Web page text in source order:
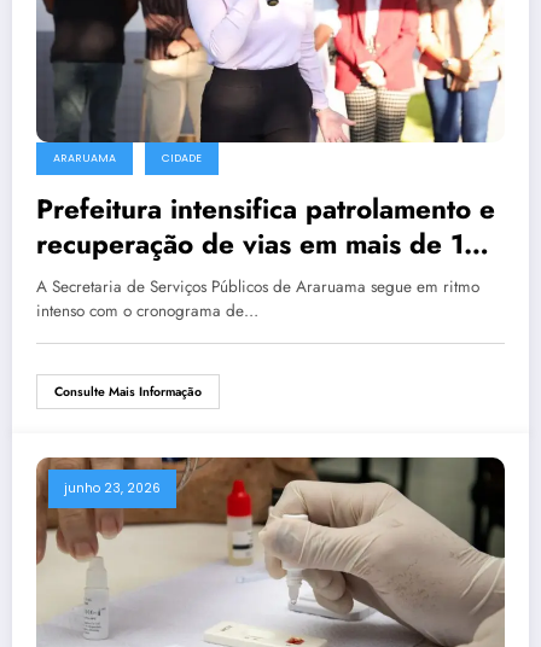
ARARUAMA CIDADE
Prefeitura intensifica patrolamento e
recuperação de vias em mais de 15
bairros do município
A Secretaria de Serviços Públicos de Araruama segue em ritmo
intenso com o cronograma de…
Consulte Mais Informação
junho 23, 2026